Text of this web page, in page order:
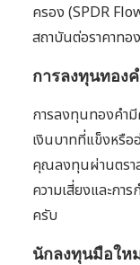
ครอง (SPDR
สถาบันต่อราคาทอ
การลงทุนทอง
การลงทุนทองคำมี
เงินบาทที่แข็งหรือ
คุณลงทุนผ่านตรา
ความเสี่ยงและกา
ครับ
นักลงทุนมือให